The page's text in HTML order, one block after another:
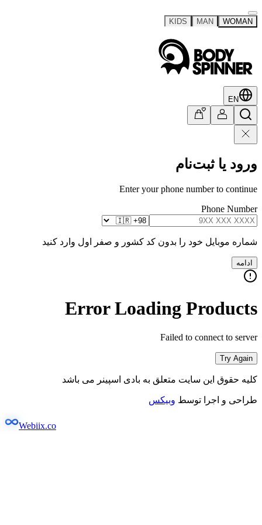
WOMAN
MAN
KIDS
EN
ورود یا ثبت‌نام
Enter your phone number to continue
Phone Number
شماره موبایل خود را بدون کد کشور و صفر اول وارد کنید
ادامه
Error Loading Products
Failed to connect to server
Try Again
کلیه حقوق این سایت متعلق به بادی اسپینر می باشد
طراحی و اجرا توسط وبیکس
Webiix.co